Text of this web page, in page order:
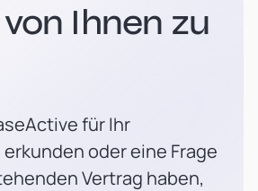
Ihnen zu
für Ihr
oder eine Frage
Vertrag haben,